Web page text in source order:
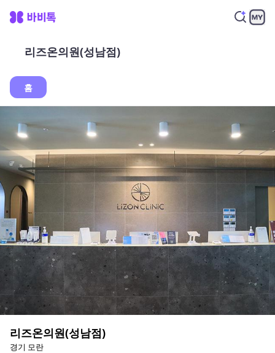
리즈온의원(성남점)
홈
리즈온의원(성남점)
경기 모란